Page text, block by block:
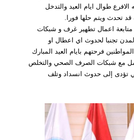
طوال ايام العيد والتدخل
تحدث ويتم حلها فورا.
متابعة اعمال تطهير غرف و شبكات
تجنبا لحدوث اي اعطال او
فرحتهم بايام العيد المبارك
مع شبكات الصرف الصحي والتخلص
تؤدى إلى حدوث انسداد وتلف